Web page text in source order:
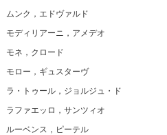
ムンク，エドヴァルド
モディリアーニ，アメデオ
モネ，クロード
モロー，ギュスターヴ
ラ・トゥール，ジョルジュ・ド
ラファエッロ，サンツィオ
ルーベンス，ピーテル